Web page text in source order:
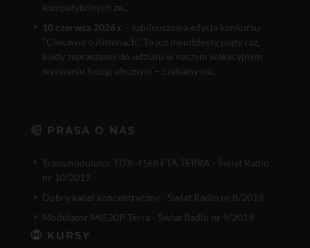
kompatybilnych ze...
10 czerwca 2026 r. - Jubileuszowa edycja konkursu
"Ciekawie o Antenach". To już dwudziesty piąty raz,
kiedy zapraszamy do udziału w naszym wakacyjnym
wyzwaniu fotograficznym – czekamy na...
PRASA O NAS
Transmodulator TDX-4168 FTA TERRA - Świat Radio
nr 10/2019
Dobry kabel koncentryczny - Świat Radio nr 8/2019
Modulator MI520P Terra - Świat Radio nr 9/2019
KURSY